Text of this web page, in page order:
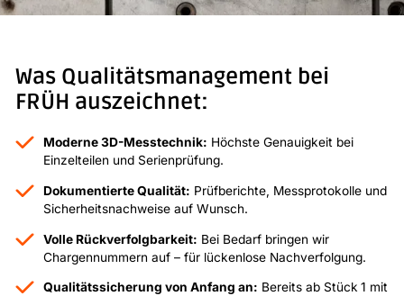
Was Qualitätsmanagement bei
FRÜH auszeichnet:
Moderne 3D-Messtechnik: Höchste Genauigkeit bei
Einzelteilen und Serienprüfung.
Dokumentierte Qualität: Prüfberichte, Messprotokolle und
Sicherheitsnachweise auf Wunsch.
Volle Rückverfolgbarkeit: Bei Bedarf bringen wir
Chargennummern auf – für lückenlose Nachverfolgung.
Qualitätssicherung von Anfang an: Bereits ab Stück 1 mit